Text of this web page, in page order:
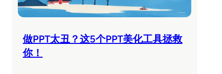
做PPT太丑？这5个PPT美化工具拯救
你！